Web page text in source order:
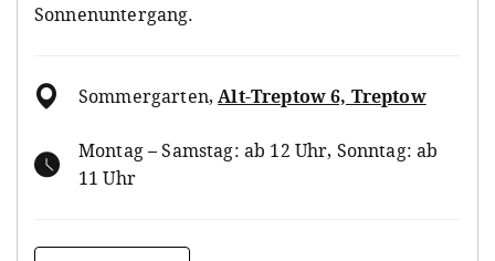
Sonnenuntergang.
Sommergarten,Alt-Treptow 6, Treptow
Montag – Samstag: ab 12 Uhr, Sonntag: ab
11 Uhr